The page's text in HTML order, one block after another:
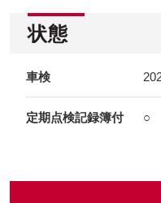
状態
車検
定期点検記録簿付 ○